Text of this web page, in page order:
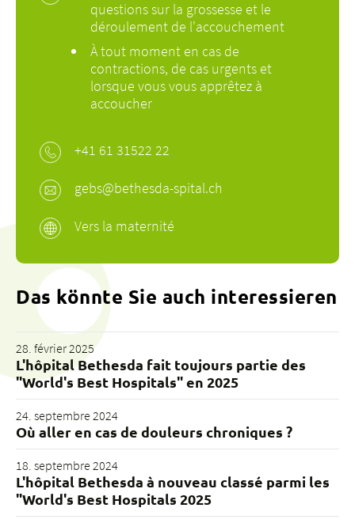
questions sur la grossesse et le
déroulement de l'accouchement
À tout moment en cas de
contractions, de cas urgents et
lorsque vous vous apprêtez à
accoucher
+41 61 31522 22
gebs@bethesda-spital.ch
Vers la maternité
Das könnte Sie auch interessieren
28. février 2025
L'hôpital Bethesda fait toujours partie des
"World's Best Hospitals" en 2025
24. septembre 2024
Où aller en cas de douleurs chroniques ?
18. septembre 2024
L'hôpital Bethesda à nouveau classé parmi les
"World's Best Hospitals 2025